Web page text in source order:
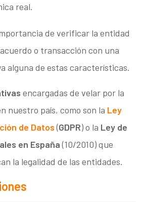
real.
de verificar la entidad
o transacción con una
alguna de estas características.
encargadas de velar por la
nuestro país, como son la Ley
de Datos(GDPR) o la Ley de
en España(10/2010) que
la legalidad de las entidades.